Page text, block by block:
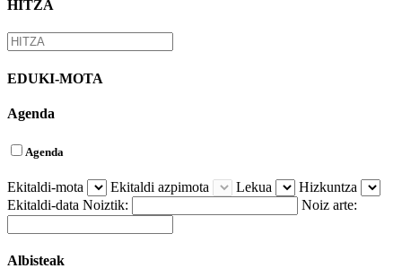
HITZA
EDUKI-MOTA
Agenda
Agenda
Ekitaldi-mota Ekitaldi azpimota Lekua
Hizkuntza
Ekitaldi-data Noiztik: Noiz arte:
Albisteak